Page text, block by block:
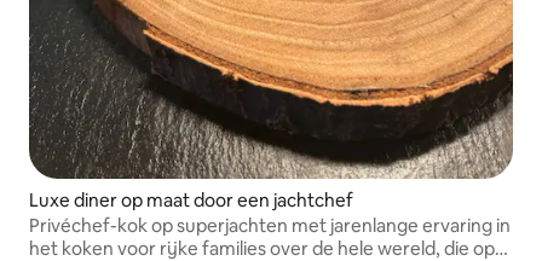
Luxe diner op maat door een jachtchef
Privéchef-kok op superjachten met jarenlange ervaring in
het koken voor rijke families over de hele wereld, die op